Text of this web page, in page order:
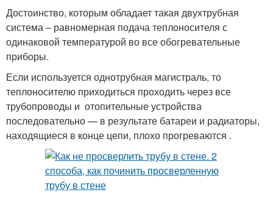
Достоинство, которым обладает такая двухтрубная
система – равномерная подача теплоносителя с
одинаковой температурой во все обогревательные
приборы.
Если используется однотрубная магистраль, то
теплоносителю приходиться проходить через все
трубопроводы и отопительные устройства
последовательно — в результате батареи и радиаторы,
находящиеся в конце цепи, плохо прогреваются .